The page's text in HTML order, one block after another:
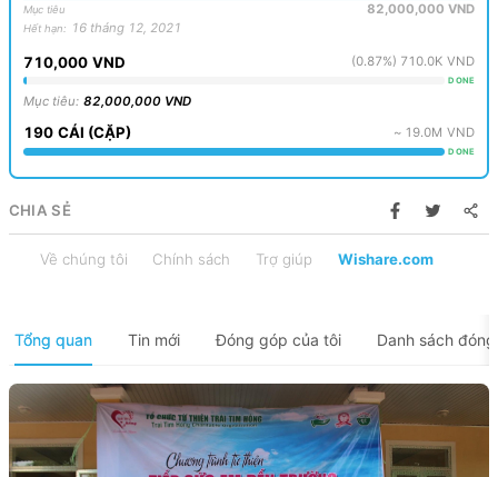
Mục tiêu 82,000,000 VND
Hết hạn: 16 tháng 12, 2021
710,000 VND (0.87%) 710.0K VND
DONE
Mục tiêu: 82,000,000 VND
190 CÁI (CẶP) ~ 19.0M VND
DONE
CHIA SẺ
Về chúng tôi Chính sách Trợ giúp Wishare.com
Tổng quan Tin mới Đóng góp của tôi Danh sách